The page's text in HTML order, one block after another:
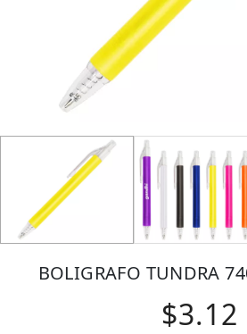
BOLIGRAFO TUNDRA
$3.12